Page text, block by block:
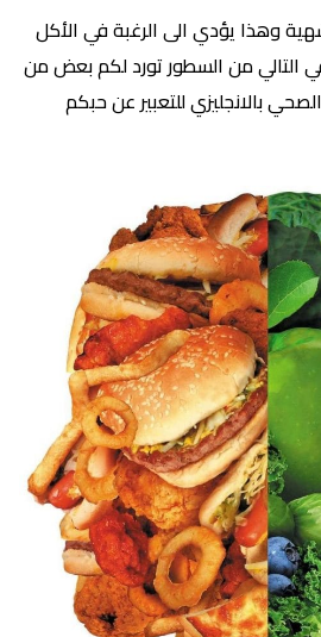
وهذا يؤدي الى الرغبة في الأكل
التالي من السطور تورد لكم بعض من
بالانجليزي للتعبير عن حبكم